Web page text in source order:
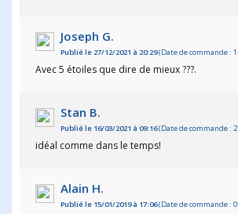
Joseph G.
Publié le 27/12/2021 à 20:29(Date de commande :
Avec 5 étoiles que dire de mieux ???.
Stan B.
Publié le 16/03/2021 à 09:16(Date de commande :
idéal comme dans le temps!
Alain H.
Publié le 15/01/2019 à 17:06(Date de commande :